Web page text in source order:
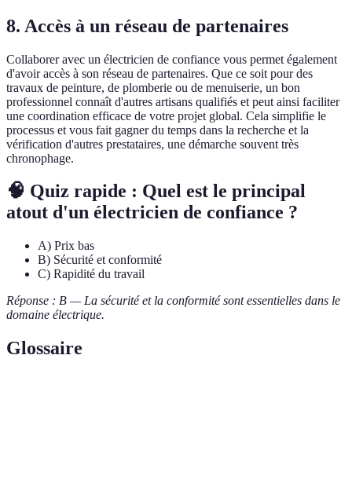
8. Accès à un réseau de partenaires
Collaborer avec un électricien de confiance vous permet également
d'avoir accès à son réseau de partenaires. Que ce soit pour des
travaux de peinture, de plomberie ou de menuiserie, un bon
professionnel connaît d'autres artisans qualifiés et peut ainsi faciliter
une coordination efficace de votre projet global. Cela simplifie le
processus et vous fait gagner du temps dans la recherche et la
vérification d'autres prestataires, une démarche souvent très
chronophage.
🧠 Quiz rapide : Quel est le principal
atout d'un électricien de confiance ?
A) Prix bas
B) Sécurité et conformité
C) Rapidité du travail
Réponse : B — La sécurité et la conformité sont essentielles dans le
domaine électrique.
Glossaire